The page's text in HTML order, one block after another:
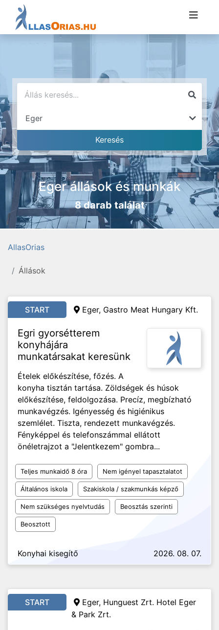
Eger állások és munkák
8 darab találat
AllasOrias
Állások
START Eger, Gastro Meat Hungary Kft.
Egri gyorsétterem
konyhájára
munkatársakat keresünk
Ételek előkészítése, főzés. A
konyha tisztán tartása. Zöldségek és húsok
előkészítése, feldolgozása. Precíz, megbízható
munkavégzés. Igényesség és higiénikus
szemlélet. Tiszta, rendezett munkavégzés.
Fényképpel és telefonszámmal ellátott
önéletrajzot a "Jelentkezem" gombra...
Teljes munkaidő 8 óra Nem igényel tapasztalatot
Általános iskola Szakiskola / szakmunkás képző
Nem szükséges nyelvtudás Beosztás szerinti
Beosztott
Konyhai kisegítő 2026. 08. 07.
START
Eger, Hunguest Zrt. Hotel Eger
& Park Zrt.